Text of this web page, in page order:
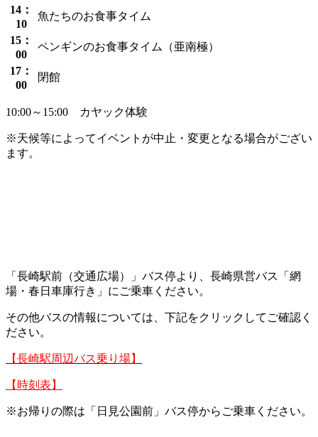
14：
10
魚たちのお食事タイム
15：
00
ペンギンのお食事タイム（亜南極）
17：
00
閉館
10:00～15:00 カヤック体験
※天候等によってイベントが中止・変更となる場合がござい
ます。
「長崎駅前（交通広場）」バス停より、長崎県営バス「網
場・春日車庫行き」にご乗車ください。
その他バスの情報については、下記をクリックしてご確認く
ださい。
【長崎駅周辺バス乗り場】
【時刻表】
※お帰りの際は「日見公園前」バス停からご乗車ください。